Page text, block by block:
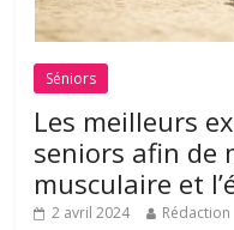
Séniors
Les meilleurs
seniors afin de
musculaire et
2 avril 2024 Rédaction